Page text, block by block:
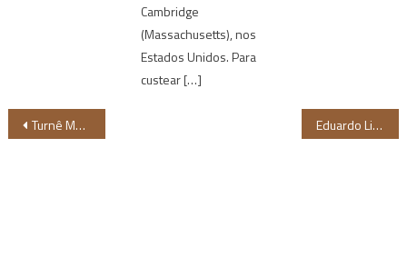
Cambridge
(Massachusetts), nos
Estados Unidos. Para
custear […]
Navegação
Turnê Maracacongo estreia em Recife nesta terça-feira Eduardo Lima, artista nordestino que expôs em Londres, relata sua trajetória